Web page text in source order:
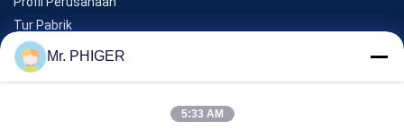
Tur Pabrik
Kontrol Kualitas
Sitemap
Mr. PHIGER
5:33 AM